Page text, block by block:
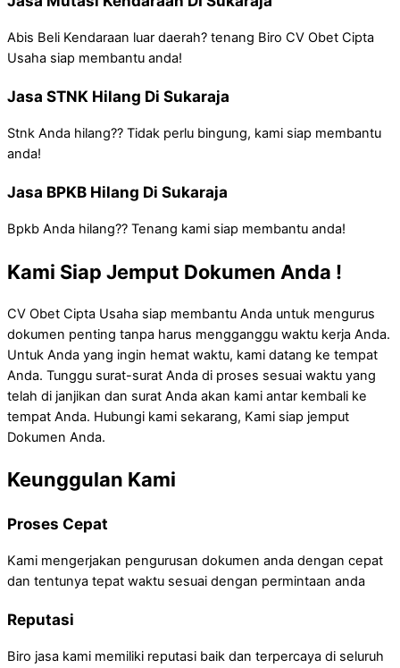
Abis Beli Kendaraan luar daerah? tenang Biro CV Obet Cipta
Usaha siap membantu anda!
Jasa STNK Hilang Di Sukaraja
Stnk Anda hilang?? Tidak perlu bingung, kami siap membantu
anda!
Jasa BPKB Hilang Di Sukaraja
Bpkb Anda hilang?? Tenang kami siap membantu anda!
Kami Siap Jemput Dokumen Anda !
CV Obet Cipta Usaha siap membantu Anda untuk mengurus
dokumen penting tanpa harus mengganggu waktu kerja Anda.
Untuk Anda yang ingin hemat waktu, kami datang ke tempat
Anda. Tunggu surat-surat Anda di proses sesuai waktu yang
telah di janjikan dan surat Anda akan kami antar kembali ke
tempat Anda. Hubungi kami sekarang, Kami siap jemput
Dokumen Anda.
Keunggulan Kami
Proses Cepat
Kami mengerjakan pengurusan dokumen anda dengan cepat
dan tentunya tepat waktu sesuai dengan permintaan anda
Reputasi
Biro jasa kami memiliki reputasi baik dan terpercaya di seluruh